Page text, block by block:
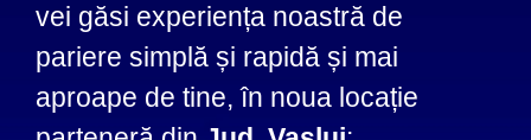
vei găsi experiența noastră de
pariere simplă și rapidă și mai
aproape de tine, în noua locație